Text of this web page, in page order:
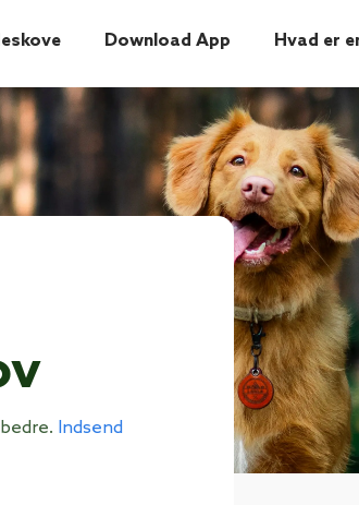
Download App Hvad er
Indsend